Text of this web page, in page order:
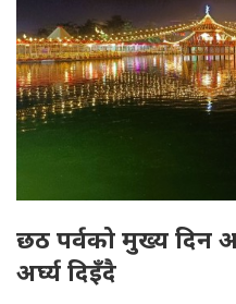
छठ पर्वको मुख्य दिन
अर्घ्य दिइँदै